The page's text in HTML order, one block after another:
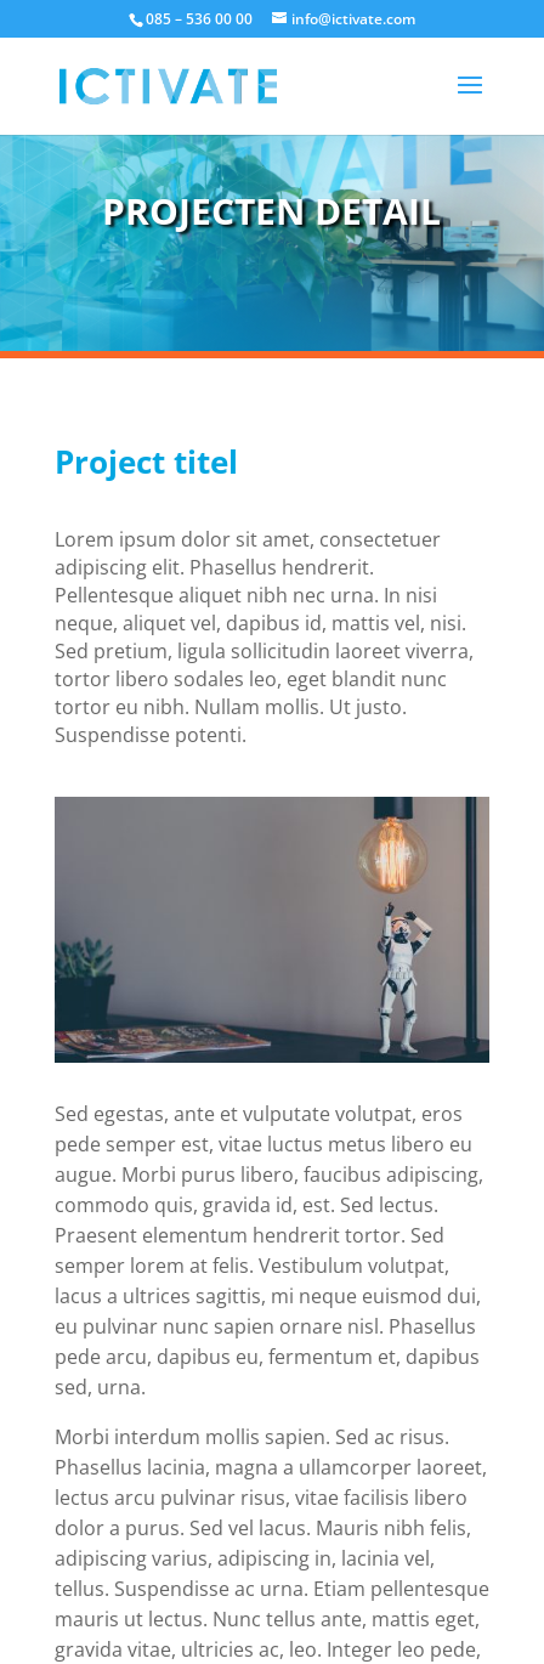
085 – 536 00 00 info@ictivate.com
PROJECTEN DETAIL
Project titel
Lorem ipsum dolor sit amet, consectetuer
adipiscing elit. Phasellus hendrerit.
Pellentesque aliquet nibh nec urna. In nisi
neque, aliquet vel, dapibus id, mattis vel, nisi.
Sed pretium, ligula sollicitudin laoreet viverra,
tortor libero sodales leo, eget blandit nunc
tortor eu nibh. Nullam mollis. Ut justo.
Suspendisse potenti.
Sed egestas, ante et vulputate volutpat, eros
pede semper est, vitae luctus metus libero eu
augue. Morbi purus libero, faucibus adipiscing,
commodo quis, gravida id, est. Sed lectus.
Praesent elementum hendrerit tortor. Sed
semper lorem at felis. Vestibulum volutpat,
lacus a ultrices sagittis, mi neque euismod dui,
eu pulvinar nunc sapien ornare nisl. Phasellus
pede arcu, dapibus eu, fermentum et, dapibus
sed, urna.
Morbi interdum mollis sapien. Sed ac risus.
Phasellus lacinia, magna a ullamcorper laoreet,
lectus arcu pulvinar risus, vitae facilisis libero
dolor a purus. Sed vel lacus. Mauris nibh felis,
adipiscing varius, adipiscing in, lacinia vel,
tellus. Suspendisse ac urna. Etiam pellentesque
mauris ut lectus. Nunc tellus ante, mattis eget,
gravida vitae, ultricies ac, leo. Integer leo pede,